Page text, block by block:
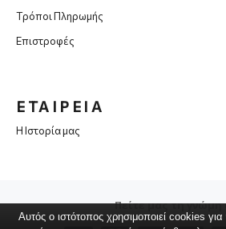
Τρόποι Πληρωμής
Επιστροφές
ΕΤΑΙΡΕΙΑ
Η Ιστορία μας
Πείτε μας τη γνώμη
Αυτός ο ιστότοπος χρησιμοποιεί cookies για